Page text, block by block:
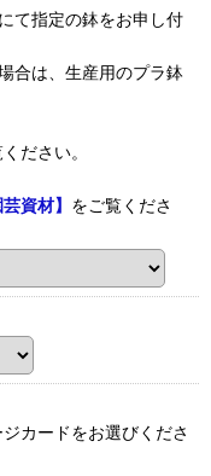
て指定の鉢をお申し付
合は、生産用のプラ鉢
ださい。
資材】 をご覧くださ
カードをお選びくださ